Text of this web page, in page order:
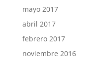
mayo 2017
abril 2017
febrero 2017
noviembre 2016